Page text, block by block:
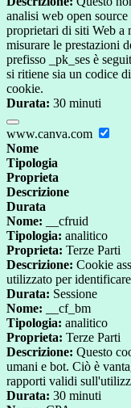
analisi web open
proprietari di siti Web a
misurare le prestazioni
prefisso _pk_ses è
si ritiene sia un codice
cookie.
Durata: 30 minuti
www.canva.com
Nome
Tipologia
Proprieta
Descrizione
Durata
Nome: __cfruid
Tipologia: analitico
Proprieta: Terze Parti
Descrizione: Cookie
utilizzato per
Durata: Sessione
Nome: __cf_bm
Tipologia: analitico
Proprieta: Terze Parti
Descrizione: Questo
umani e bot. Ciò è
rapporti validi
Durata: 30 minuti